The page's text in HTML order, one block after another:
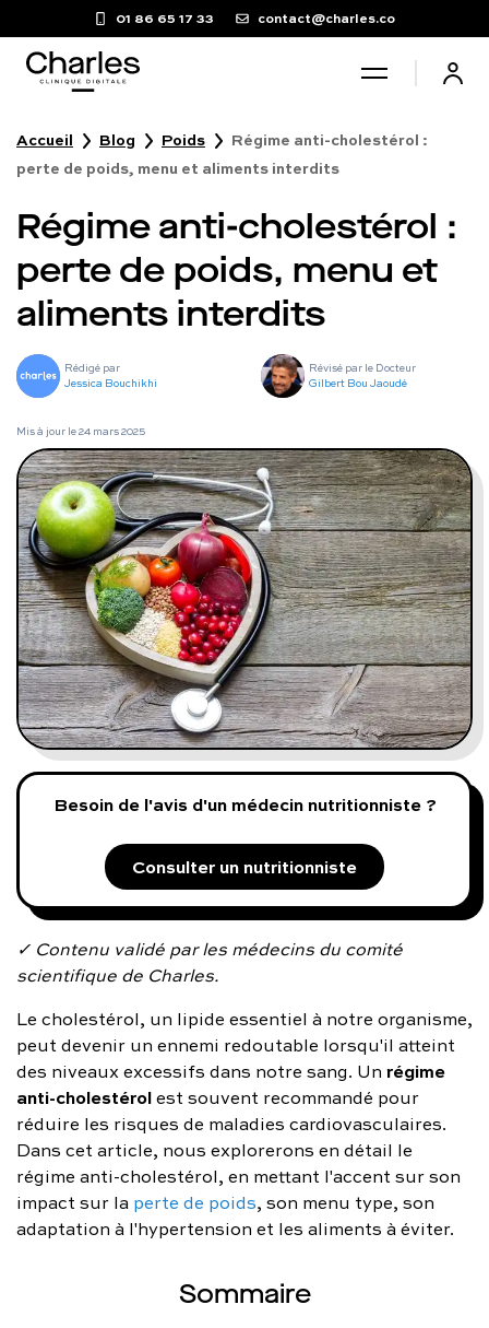
01 86 65 17 33 contact@charles.co
Santé sexuelle
Poids
Troubles du sommeil
Fertilité masculine
Chute de cheveux
Programmes digitaux
Comment ça marche ?
Notre approche médicale
Blog
Prenez soin de vous :
Vous avez des questions :
01 86 65 17 33
contact@charles.co
Accueil Blog Poids
Régime anti-cholestérol :
perte de poids, menu et aliments interdits
Régime anti-cholestérol :
perte de poids, menu et
aliments interdits
Rédigé par
Jessica Bouchikhi
Révisé par le Docteur
Gilbert Bou Jaoudé
Mis à jour le24 mars 2025
Besoin de l'avis d'un médecin nutritionniste ?
Consulter un nutritionniste
✓ Contenu validé par les médecins du comité
scientifique de Charles.
Le cholestérol, un lipide essentiel à notre organisme,
peut devenir un ennemi redoutable lorsqu'il atteint
des niveaux excessifs dans notre sang. Un régime
anti-cholestérolest souvent recommandé pour
réduire les risques de maladies cardiovasculaires.
Dans cet article, nous explorerons en détail le
régime anti-cholestérol, en mettant l'accent sur son
impact sur la perte de poids, son menu type, son
adaptation à l'hypertension et les aliments à éviter.
Sommaire